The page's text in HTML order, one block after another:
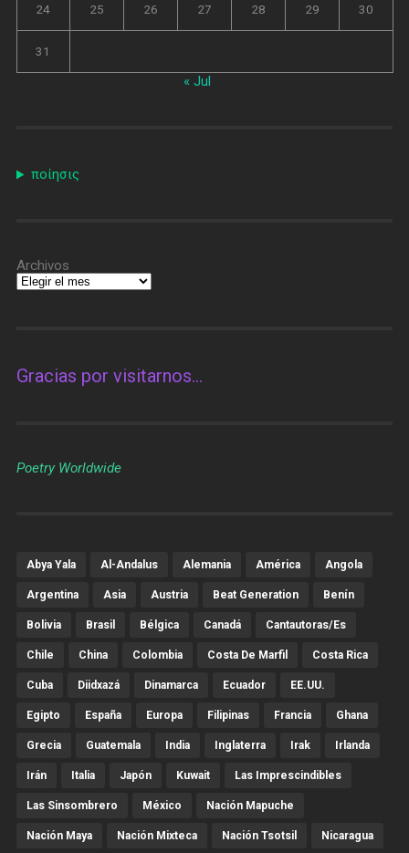
24 25 26 27 28 29 30
31
« Jul
ποίησις
Archivos
Gracias por visitarnos…
Poetry Worldwide
Abya Yala Al-Andalus Alemania América Angola
Argentina Asia Austria Beat Generation Benín
Bolivia Brasil Bélgica Canadá Cantautoras/es
Chile China Colombia Costa De Marfil Costa Rica
Cuba Diidxazá Dinamarca Ecuador EE.UU.
Egipto España Europa Filipinas Francia Ghana
Grecia Guatemala India Inglaterra Irak Irlanda
Irán Italia Japón Kuwait Las Imprescindibles
Las Sinsombrero México Nación Mapuche
Nación Maya Nación Mixteca Nación Tsotsil Nicaragua